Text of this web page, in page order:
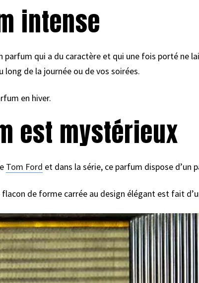
intense
parfum qui a du caractère et qui une fois porté ne
de la journée ou de vos soirées.
en hiver.
est mystérieux
Tom Ford et dans la série, ce parfum dispose d’un
de forme carrée au design élégant est fait